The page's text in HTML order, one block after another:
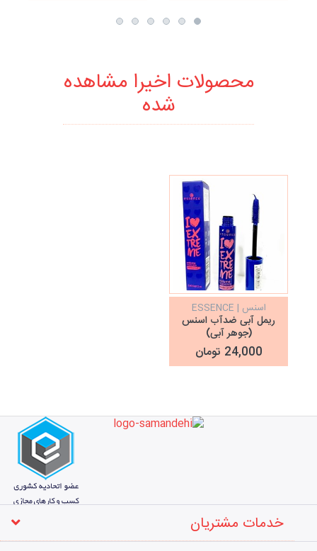
محصولات اخیرا مشاهده
شده
اسنس | ESSENCE
ریمل آبی ضدآب اسنس
(جوهر آبی)
24,000 تومان
خدمات مشتریان